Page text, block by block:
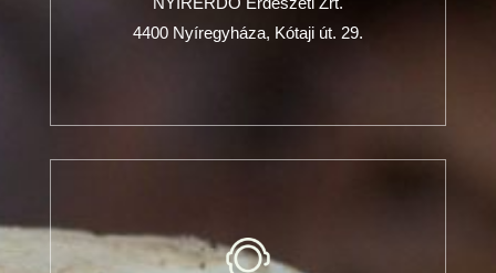
4400 Nyíregyháza, Kótaji út. 29.